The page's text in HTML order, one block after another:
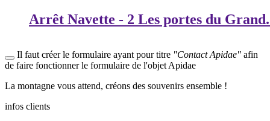
Arrêt Navette - 2 Les portes du
Il faut créer le formulaire ayant pour titre "Contact Apidae" afin
de faire fonctionner le formulaire de l'objet Apidae
La montagne vous attend, créons des souvenirs ensemble !
infos clients